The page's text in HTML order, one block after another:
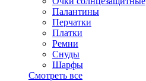
Палантины
Перчатки
Платки
Ремни
Снуды
Шарфы
Смотреть все